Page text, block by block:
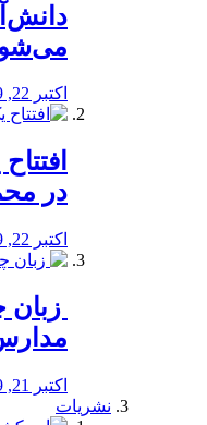
اکتبر 22, 2019
در
اکتبر 22, 2019
اکتبر 21, 2019
نشریات